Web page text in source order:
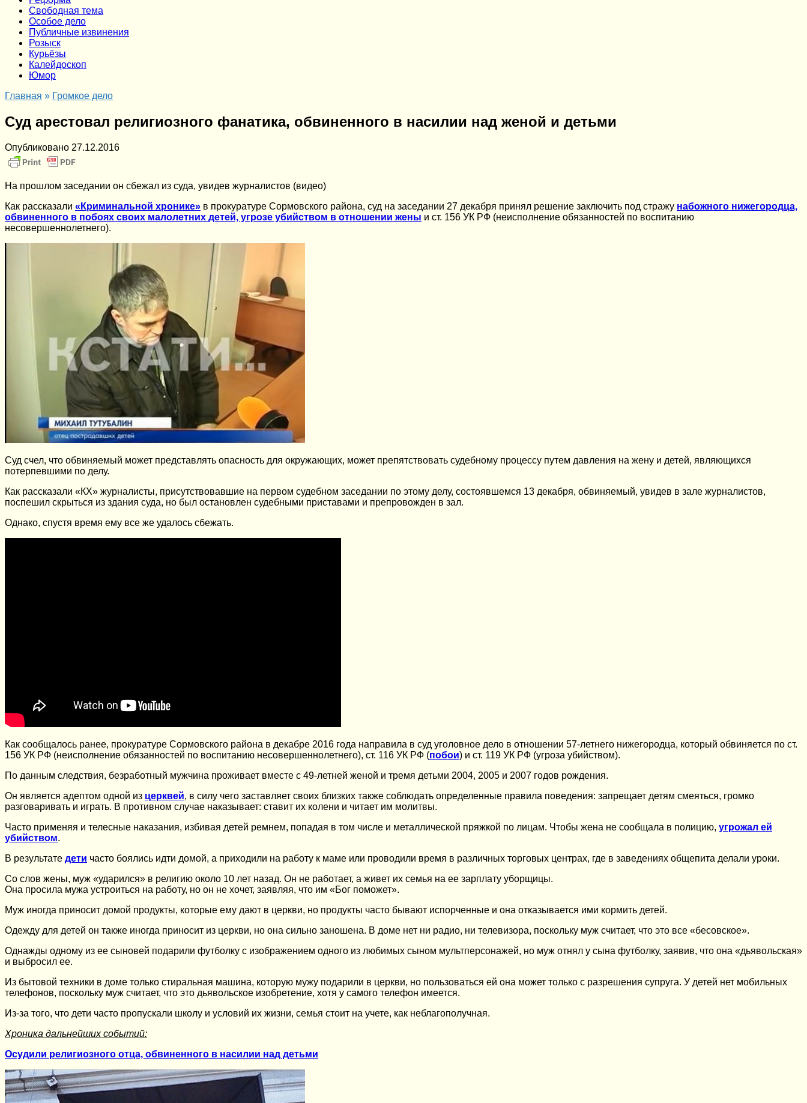
Cвободная тема
Особое дело
Публичные извинения
Розыск
Курьёзы
Калейдоскоп
Юмор
Главная » Громкое дело
Суд арестовал религиозного фанатика, обвиненного в насилии над женой и детьми
Опубликовано 27.12.2016
На прошлом заседании он сбежал из суда, увидев журналистов (видео)
Как рассказали «Криминальной хронике» в прокуратуре Сормовского района, суд на заседании 27 декабря принял решение заключить под стражу набожного нижегородца,
обвиненного в побоях своих малолетних детей, угрозе убийством в отношении жены и ст. 156 УК РФ (неисполнение обязанностей по воспитанию
несовершеннолетнего).
Суд счел, что обвиняемый может представлять опасность для окружающих, может препятствовать судебному процессу путем давления на жену и детей, являющихся
потерпевшими по делу.
Как рассказали «КХ» журналисты, присутствовавшие на первом судебном заседании по этому делу, состоявшемся 13 декабря, обвиняемый, увидев в зале журналистов,
поспешил скрыться из здания суда, но был остановлен судебными приставами и препровожден в зал.
Однако, спустя время ему все же удалось сбежать.
Как сообщалось ранее, прокуратуре Сормовского района в декабре 2016 года направила в суд уголовное дело в отношении 57-летнего нижегородца, который обвиняется по ст.
156 УК РФ (неисполнение обязанностей по воспитанию несовершеннолетнего), ст. 116 УК РФ (побои) и ст. 119 УК РФ (угроза убийством).
По данным следствия, безработный мужчина проживает вместе с 49-летней женой и тремя детьми 2004, 2005 и 2007 годов рождения.
Он является адептом одной из церквей, в силу чего заставляет своих близких также соблюдать определенные правила поведения: запрещает детям смеяться, громко
разговаривать и играть. В противном случае наказывает: ставит их колени и читает им молитвы.
Часто применяя и телесные наказания, избивая детей ремнем, попадая в том числе и металлической пряжкой по лицам. Чтобы жена не сообщала в полицию, угрожал ей
убийством.
В результате дети часто боялись идти домой, а приходили на работу к маме или проводили время в различных торговых центрах, где в заведениях общепита делали уроки.
Со слов жены, муж «ударился» в религию около 10 лет назад. Он не работает, а живет их семья на ее зарплату уборщицы.
Она просила мужа устроиться на работу, но он не хочет, заявляя, что им «Бог поможет».
Муж иногда приносит домой продукты, которые ему дают в церкви, но продукты часто бывают испорченные и она отказывается ими кормить детей.
Одежду для детей он также иногда приносит из церкви, но она сильно заношена. В доме нет ни радио, ни телевизора, поскольку муж считает, что это все «бесовское».
Однажды одному из ее сыновей подарили футболку с изображением одного из любимых сыном мультперсонажей, но муж отнял у сына футболку, заявив, что она «дьявольская»
и выбросил ее.
Из бытовой техники в доме только стиральная машина, которую мужу подарили в церкви, но пользоваться ей она может только с разрешения супруга. У детей нет мобильных
телефонов, поскольку муж считает, что это дьявольское изобретение, хотя у самого телефон имеется.
Из-за того, что дети часто пропускали школу и условий их жизни, семья стоит на учете, как неблагополучная.
Хроника дальнейших событий:
Осудили религиозного отца, обвиненного в насилии над детьми